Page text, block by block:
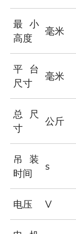
最小
高度
毫米
平台
尺寸
毫米
总尺
寸
公斤
吊装
时间
s
电压 V